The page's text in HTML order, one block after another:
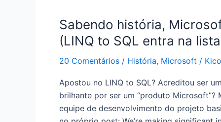
Está
igualzinho
o
Linux!”
por
que
software
Sabendo história,
(LINQ to SQL entra na
20 Comentários / História, Microsoft /
Apostou no LINQ to SQL? Acreditou ser
brilhante por ser um “produto Microsoft”?
equipe de desenvolvimento do projeto